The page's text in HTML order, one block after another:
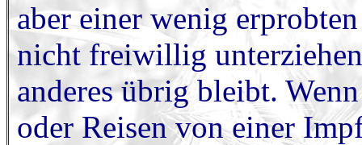
aber einer wenig
nicht freiwillig
anderes übrig bleibt.
oder Reisen von einer